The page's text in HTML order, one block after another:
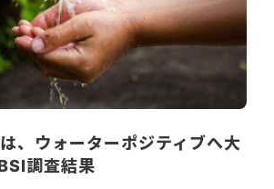
、ウォーターポジティブへ大
調査結果